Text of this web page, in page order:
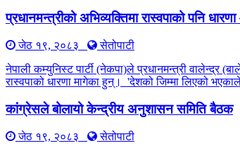
प्रधानमन्त्रीको अभिव्यक्तिमा रास्वपाको पनि
जेठ १९, २०८३
सेतोपाटी
नेपाली कम्युनिस्ट पार्टी (नेकपा)ले प्रधानमन्त्री वालेन्द्र
रास्वपाको धारणा मागेका हुन्। 'देशको जिम्मा लिएको
कांग्रेसले बोलायो केन्द्रीय अनुशासन समिति बैठक
जेठ १९, २०८३ सेतोपाटी